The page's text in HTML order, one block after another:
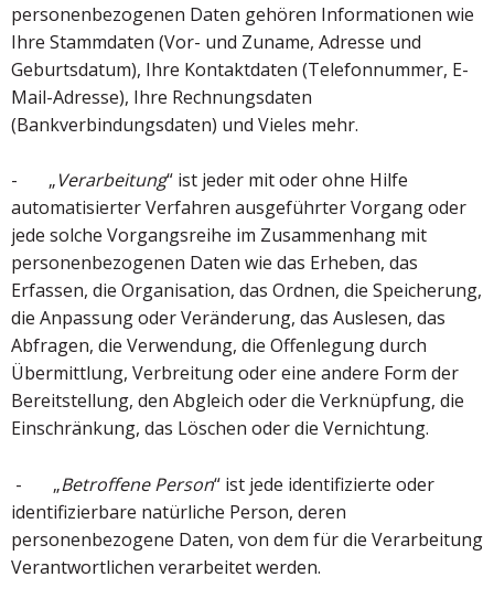
personenbezogenen Daten gehören Informationen wie
Ihre Stammdaten (Vor- und Zuname, Adresse und
Geburtsdatum), Ihre Kontaktdaten (Telefonnummer, E-
Mail-Adresse), Ihre Rechnungsdaten
(Bankverbindungsdaten) und Vieles mehr.
- „Verarbeitung“ ist jeder mit oder ohne Hilfe
automatisierter Verfahren ausgeführter Vorgang oder
jede solche Vorgangsreihe im Zusammenhang mit
personenbezogenen Daten wie das Erheben, das
Erfassen, die Organisation, das Ordnen, die Speicherung,
die Anpassung oder Veränderung, das Auslesen, das
Abfragen, die Verwendung, die Offenlegung durch
Übermittlung, Verbreitung oder eine andere Form der
Bereitstellung, den Abgleich oder die Verknüpfung, die
Einschränkung, das Löschen oder die Vernichtung.
- „Betroffene Person“ ist jede identifizierte oder
identifizierbare natürliche Person, deren
personenbezogene Daten, von dem für die Verarbeitung
Verantwortlichen verarbeitet werden.